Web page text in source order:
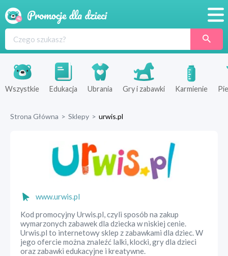
Produkty
Sklepy
Wszystkie Edukacja Ubrania Gry i zabawki Karmienie
Strona Główna > Sklepy > urwis.pl
www.urwis.pl
Kod promocyjny Urwis.pl, czyli sposób na zakup
wymarzonych zabawek dla dziecka w niskiej cenie.
Urwis.pl to internetowy sklep z zabawkami dla dziec. W
jego ofercie można znaleźć lalki, klocki, gry dla dzieci
oraz zabawki edukacyjne i kreatywne.